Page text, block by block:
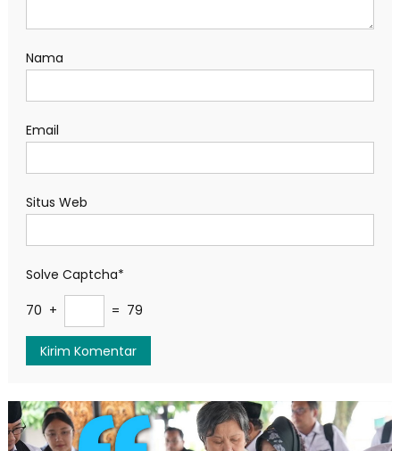
Nama
Email
Situs Web
Solve Captcha*
70 +
= 79